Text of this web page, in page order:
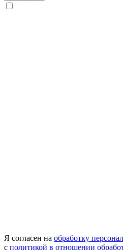
Я согласен на обработку
с политикой в отношении